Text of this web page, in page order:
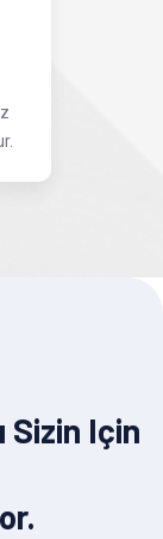
Sizin Için